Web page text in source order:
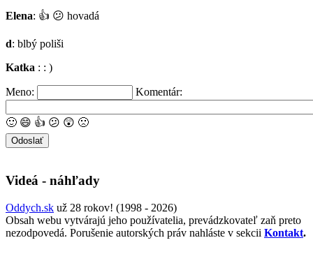
Elena: 👍 😕 hovadá
d: blbý poliši
Katka : : )
Meno: Komentár:
🙂 😄 👍 😕 😲 🙁
Videá - náhľady
Oddych.sk už 28 rokov! (1998 - 2026)
Obsah webu vytvárajú jeho používatelia, prevádzkovateľ zaň preto
nezodpovedá. Porušenie autorských práv nahláste v sekcii Kontakt.